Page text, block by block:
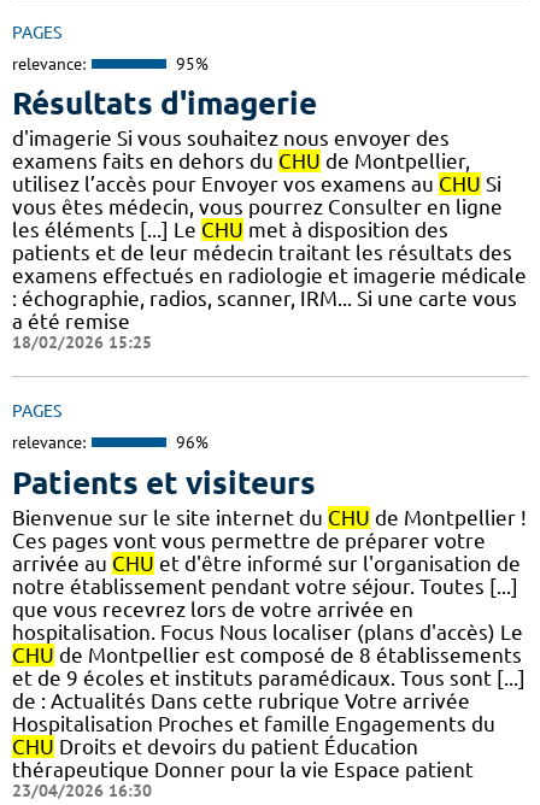
PAGES
relevance: 95%
Résultats d'imagerie
d'imagerie Si vous souhaitez nous envoyer des
examens faits en dehors du CHU de Montpellier,
utilisez l’accès pour Envoyer vos examens au CHU Si
vous êtes médecin, vous pourrez Consulter en ligne
les éléments [...] Le CHU met à disposition des
patients et de leur médecin traitant les résultats des
examens effectués en radiologie et imagerie médicale
: échographie, radios, scanner, IRM... Si une carte vous
a été remise
18/02/2026 15:25
PAGES
relevance: 96%
Patients et visiteurs
Bienvenue sur le site internet du CHU de Montpellier !
Ces pages vont vous permettre de préparer votre
arrivée au CHU et d'être informé sur l'organisation de
notre établissement pendant votre séjour. Toutes [...]
que vous recevrez lors de votre arrivée en
hospitalisation. Focus Nous localiser (plans d'accès) Le
CHU de Montpellier est composé de 8 établissements
et de 9 écoles et instituts paramédicaux. Tous sont [...]
de : Actualités Dans cette rubrique Votre arrivée
Hospitalisation Proches et famille Engagements du
CHU Droits et devoirs du patient Éducation
thérapeutique Donner pour la vie Espace patient
23/04/2026 16:30